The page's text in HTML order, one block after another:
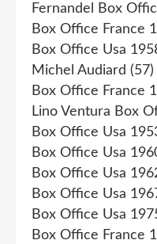
Fernandel Box
Box Office France
Box Office Usa
Michel Audiard (57)
Box Office France
Lino Ventura Box
Box Office Usa
Box Office Usa
Box Office Usa
Box Office Usa
Box Office Usa
Box Office France